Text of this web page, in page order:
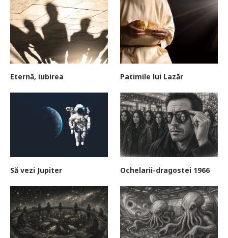
Eternă, iubirea Patimile lui Lazăr
Să vezi Jupiter Ochelarii-dragostei 1966